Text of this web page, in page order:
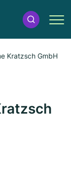
Kratzsch GmbH